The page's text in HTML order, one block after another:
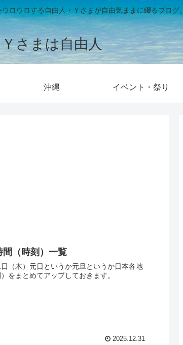
ロウロする自由人・Ｙさまが自由気ままに綴るブログ。
Ｙさまは自由人
沖縄 イベント・祭り
間（時刻）一覧
（木）元日というか元旦というか日本各地
をまとめてアップしておきます。
2025.12.31